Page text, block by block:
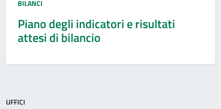
Tipo:
BILANCI
Piano degli indicatori e risultati
attesi di bilancio
UFFICI